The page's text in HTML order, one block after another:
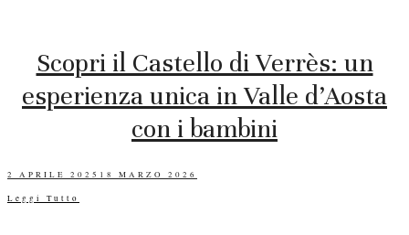
Scopri il Castello di Verrès: un
esperienza unica in Valle d’Aosta
con i bambini
POSTED
2 APRILE 2025 18 MARZO 2026
Leggi Tutto